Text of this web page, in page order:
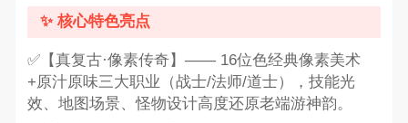
✨ 核心特色亮点
✅【真复古·像素传奇】—— 16位色经典像素美术
+原汁原味三大职业（战士/法师/道士），技能光
效、地图场景、怪物设计高度还原老端游神韵。